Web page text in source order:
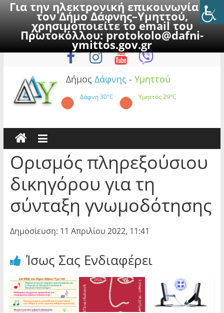
Για την ηλεκτρονική επικοινωνία με
τον Δήμο Δάφνης–Υμηττού,
χρησιμοποιείτε το email του
Πρωτοκόλλου:protokolo@dafni-
ymittos.gov.gr
to
Κυριακή, 9 Αυγούστου 2026
Δήμος Δάφνης - Υμηττού
Δάφνη30°C Υμηττός29°C
Ορισμός πληρεξούσιου
δικηγόρου για τη
σύνταξη γνωμοδότησης
Δημοσίευση: 11 Απριλίου 2022, 11:41
Ίσως Σας Ενδιαφέρει